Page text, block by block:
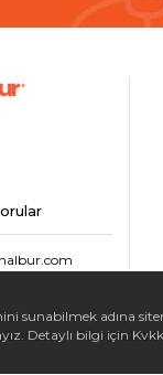
- Tüm Hakları
sunabilmek adına
Detaylı bilgi için